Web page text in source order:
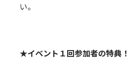
い。
★イベント１回参加者の特典！